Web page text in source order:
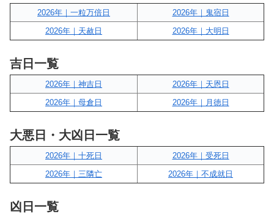
2026年｜一粒万倍日
2026年｜鬼宿日
2026年｜天赦日
2026年｜大明日
吉日一覧
2026年｜神吉日
2026年｜天恩日
2026年｜母倉日
2026年｜月徳日
大悪日・大凶日一覧
2026年｜十死日
2026年｜受死日
2026年｜三隣亡
2026年｜不成就日
凶日一覧